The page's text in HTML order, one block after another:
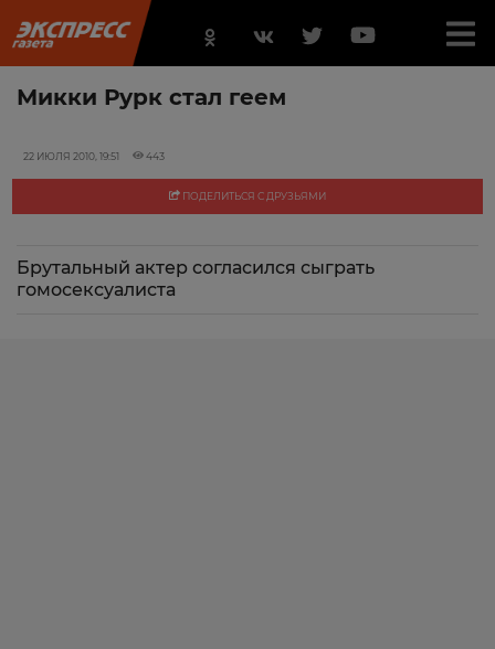
Микки Рурк стал геем
22 ИЮЛЯ 2010, 19:51 443
ПОДЕЛИТЬСЯ С ДРУЗЬЯМИ
Брутальный актер согласился сыграть
гомосексуалиста